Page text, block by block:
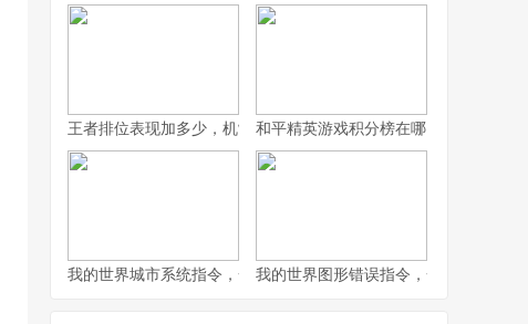
王者排位表现加多少，机制解析与实战心得和平精英游戏积分榜在哪，探寻竞技之
我的世界城市系统指令，一座虚拟城市的诞生与成长副标题
我的世界图形错误指令，一场意料之外